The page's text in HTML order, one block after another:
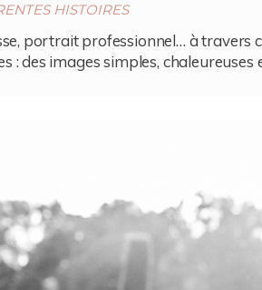
HISTOIRES
portrait professionnel… à travers
: des images simples, chaleureuses